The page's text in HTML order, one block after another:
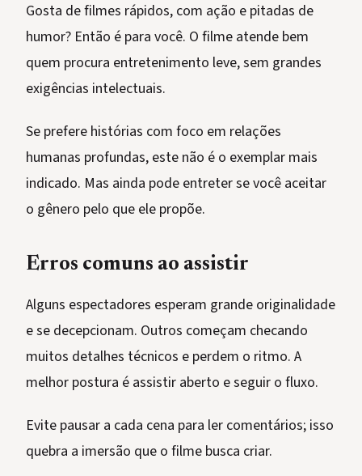
Gosta de filmes rápidos, com ação e pitadas de
humor? Então é para você. O filme atende bem
quem procura entretenimento leve, sem grandes
exigências intelectuais.
Se prefere histórias com foco em relações
humanas profundas, este não é o exemplar mais
indicado. Mas ainda pode entreter se você aceitar
o gênero pelo que ele propõe.
Erros comuns ao assistir
Alguns espectadores esperam grande originalidade
e se decepcionam. Outros começam checando
muitos detalhes técnicos e perdem o ritmo. A
melhor postura é assistir aberto e seguir o fluxo.
Evite pausar a cada cena para ler comentários; isso
quebra a imersão que o filme busca criar.